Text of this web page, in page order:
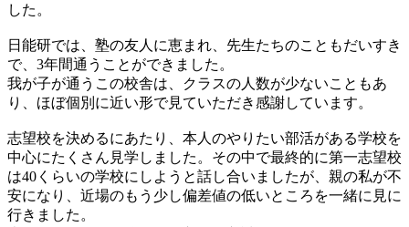
した。
日能研では、塾の友人に恵まれ、先生たちのこともだいすき
で、3年間通うことができました。
我が子が通うこの校舎は、クラスの人数が少ないこともあ
り、ほぼ個別に近い形で見ていただき感謝しています。
志望校を決めるにあたり、本人のやりたい部活がある学校を
中心にたくさん見学しました。その中で最終的に第一志望校
は40くらいの学校にしようと話し合いましたが、親の私が不
安になり、近場のもう少し偏差値の低いところを一緒に見に
行きました。